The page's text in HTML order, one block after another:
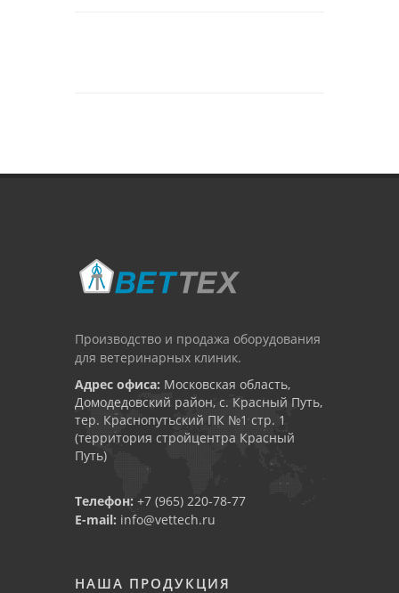
Производство и продажа оборудования
для ветеринарных клиник.
Адрес офиса: Московская область,
Домодедовский район, с. Красный Путь,
тер. Краснопутьский ПК №1 стр. 1
(территория стройцентра Красный
Путь)
Телефон: +7 (965) 220-78-77
E-mail: info@vettech.ru
НАША ПРОДУКЦИЯ